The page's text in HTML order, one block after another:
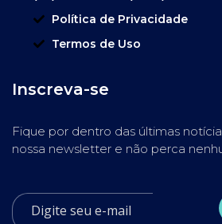
Política de Privacidade
Termos de Uso
Inscreva-se
Fique por dentro das últimas
nossa newsletter e não perca